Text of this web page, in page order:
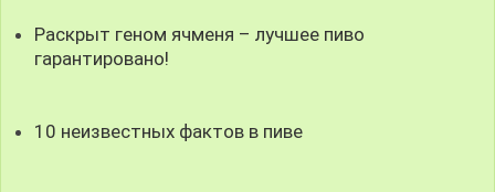
Раскрыт геном ячменя – лучшее пиво
гарантировано!
10 неизвестных фактов в пиве